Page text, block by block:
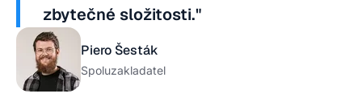
zbytečné složitosti."
Piero Šesták
Spoluzakladatel